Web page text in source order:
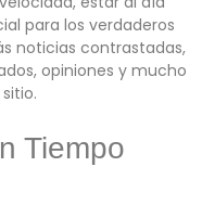
para los verdaderos
noticias contrastadas,
opiniones y mucho
Tiempo